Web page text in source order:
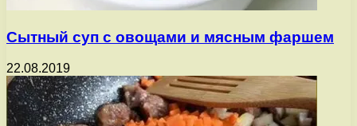
Сытный суп с овощами и мясным фаршем
22.08.2019